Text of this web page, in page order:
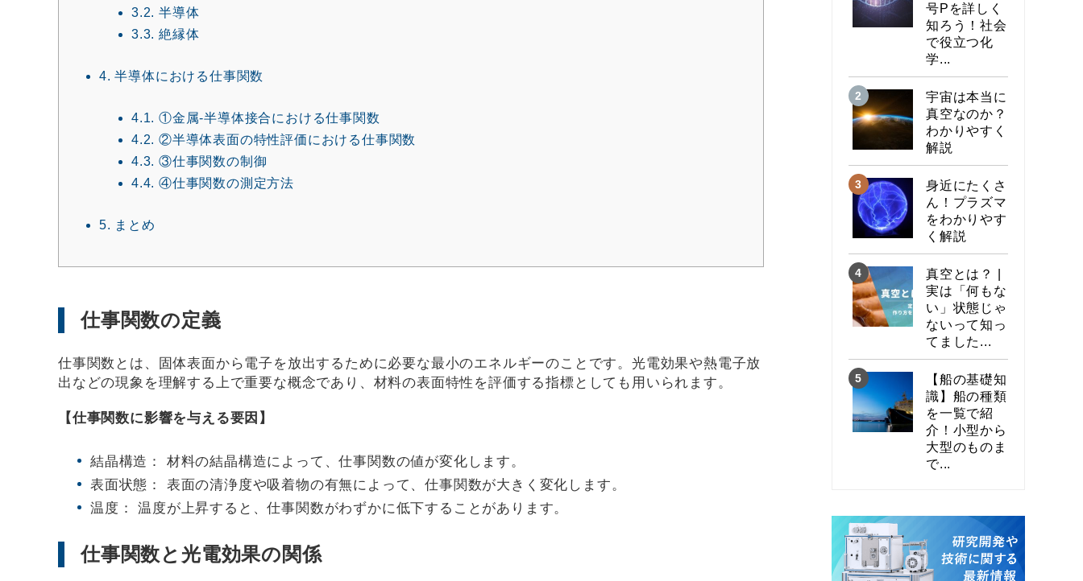
3.2. 半導体
3.3. 絶縁体
4. 半導体における仕事関数
4.1. ①金属-半導体接合における仕事関数
4.2. ②半導体表面の特性評価における仕事関数
4.3. ③仕事関数の制御
4.4. ④仕事関数の測定方法
5. まとめ
仕事関数の定義
仕事関数とは、固体表面から電子を放出するために必要な最小のエネルギーのことです。光電効果や熱電子放
出などの現象を理解する上で重要な概念であり、材料の表面特性を評価する指標としても用いられます。
【仕事関数に影響を与える要因】
結晶構造： 材料の結晶構造によって、仕事関数の値が変化します。
表面状態： 表面の清浄度や吸着物の有無によって、仕事関数が大きく変化します。
温度： 温度が上昇すると、仕事関数がわずかに低下することがあります。
仕事関数と光電効果の関係
号Pを詳しく
知ろう！社会
で役立つ化
学...
宇宙は本当に
真空なのか？
わかりやすく
解説
身近にたくさ
ん！プラズマ
をわかりやす
く解説
真空とは？ |
実は「何もな
い」状態じゃ
ないって知っ
てました...
【船の基礎知
識】船の種類
を一覧で紹
介！小型から
大型のものま
で...